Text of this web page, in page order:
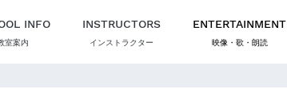
INFO
室案内
INSTRUCTORS
インストラクター
ENTERTAINMENT
映像・歌・朗読